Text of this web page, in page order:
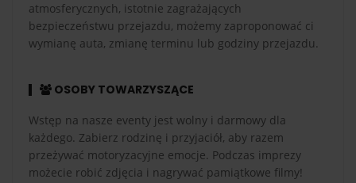
atmosferycznych, istotnie zagrażających
bezpieczeństwu przejazdu, możemy zaproponować ci
wymianę auta, zmianę terminu lub godziny przejazdu.
OSOBY TOWARZYSZĄCE
Wstęp na nasze eventy jest wolny i darmowy dla
każdego. Zabierz rodzinę i przyjaciół, aby razem
przeżywać motoryzacyjne emocje. Podczas imprezy
możecie robić zdjęcia i nagrywać pamiątkowe filmy!